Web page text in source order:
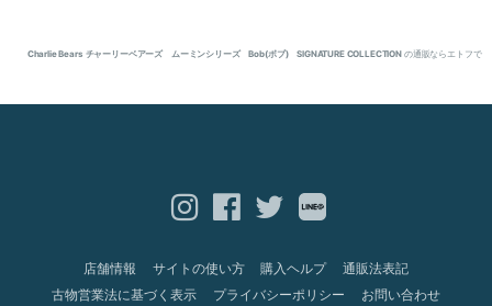
Charlie Bears チャーリーベアーズ ムーミンシリーズ Bob(ボブ) SIGNATURE COLLECTION の通販ならエトフで
店舗情報 サイトの使い方 購入ヘルプ
通販法表記
古物営業法に基づく表示
プライバシーポリシー お問い合わせ